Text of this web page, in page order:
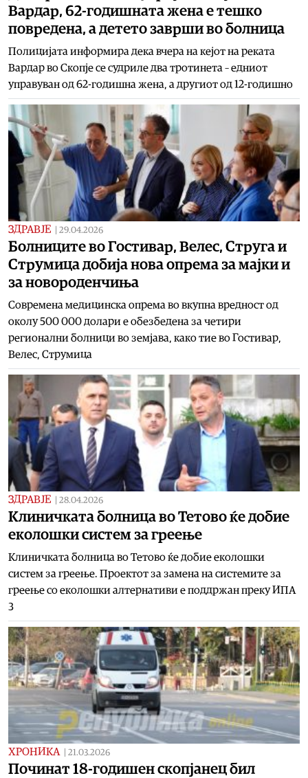
Вардар, 62-годишната жена е тешко
повредена, а детето заврши во болница
Полицијата информира дека вчера на кејот на реката
Вардар во Скопје се судриле два тротинета – едниот
управуван од 62-годишна жена, а другиот од 12-годишно
ЗДРАВЈЕ 29.04.2026
Болниците во Гостивар, Велес, Струга и
Струмица добија нова опрема за мајки и
за новороденчиња
Современа медицинска опрема во вкупна вредност од
околу 500 000 долари е обезбедена за четири
регионални болници во земјава, како тие во Гостивар,
Велес, Струмица
ЗДРАВЈЕ 28.04.2026
Клиничката болница во Тетово ќе добие
еколошки систем за греење
Клиничката болница во Тетово ќе добие еколошки
систем за греење. Проектот за замена на системите за
греење со еколошки алтернативи е поддржан преку ИПА
3
ХРОНИКА 21.03.2026
Починат 18-годишен скопјанец бил